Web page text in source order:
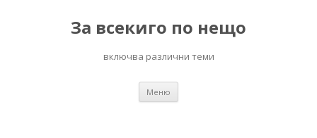
За всекиго по нещо
включва различни теми
Меню